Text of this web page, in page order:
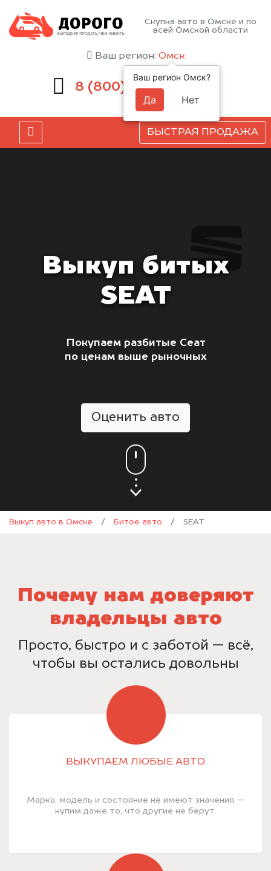
Скупка авто в Омске и по
всей Омской области
Ваш регион: Омск
8 (800) 551-81-15
БЫСТРАЯ ПРОДАЖА
Выкуп битых
SEAT
Покупаем разбитые Сеат
по ценам выше рыночных
Оценить авто
Выкуп авто в Омске / Битое авто / SEAT
Почему нам доверяют
владельцы авто
Просто, быстро и с заботой — всё,
чтобы вы остались довольны
ВЫКУПАЕМ ЛЮБЫЕ АВТО
Марка, модель и состояние не имеют значения —
купим даже то, что другие не берут.
Ваш регион Омск?
Да Нет